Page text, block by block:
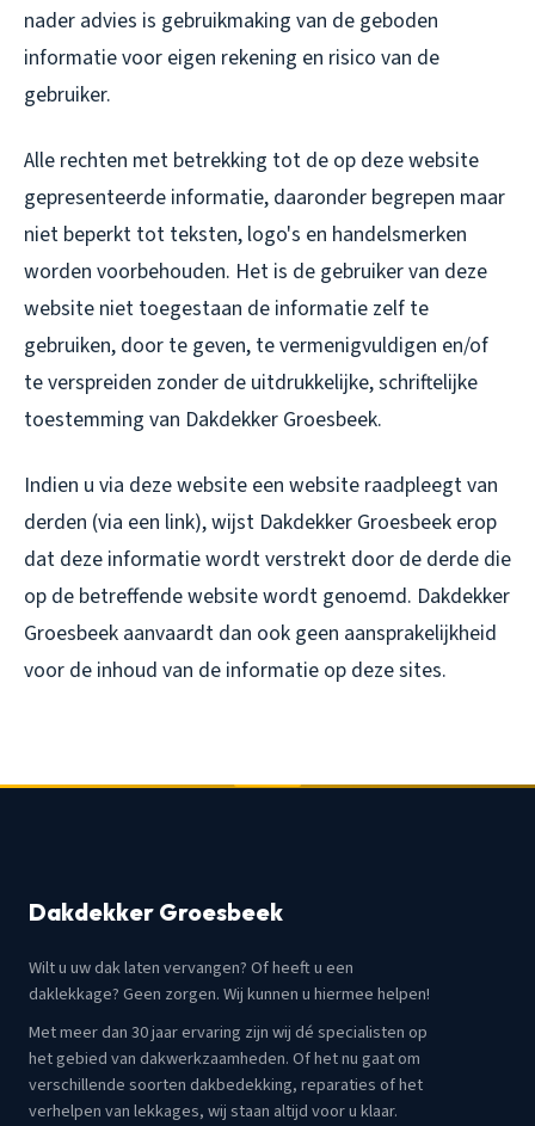
nader advies is gebruikmaking van de geboden
informatie voor eigen rekening en risico van de
gebruiker.
Alle rechten met betrekking tot de op deze website
gepresenteerde informatie, daaronder begrepen maar
niet beperkt tot teksten, logo's en handelsmerken
worden voorbehouden. Het is de gebruiker van deze
website niet toegestaan de informatie zelf te
gebruiken, door te geven, te vermenigvuldigen en/of
te verspreiden zonder de uitdrukkelijke, schriftelijke
toestemming van Dakdekker Groesbeek.
Indien u via deze website een website raadpleegt van
derden (via een link), wijst Dakdekker Groesbeek erop
dat deze informatie wordt verstrekt door de derde die
op de betreffende website wordt genoemd. Dakdekker
Groesbeek aanvaardt dan ook geen aansprakelijkheid
voor de inhoud van de informatie op deze sites.
Dakdekker Groesbeek
Wilt u uw dak laten vervangen? Of heeft u een
daklekkage? Geen zorgen. Wij kunnen u hiermee helpen!
Met meer dan 30 jaar ervaring zijn wij dé specialisten op
het gebied van dakwerkzaamheden. Of het nu gaat om
verschillende soorten dakbedekking, reparaties of het
verhelpen van lekkages, wij staan altijd voor u klaar.